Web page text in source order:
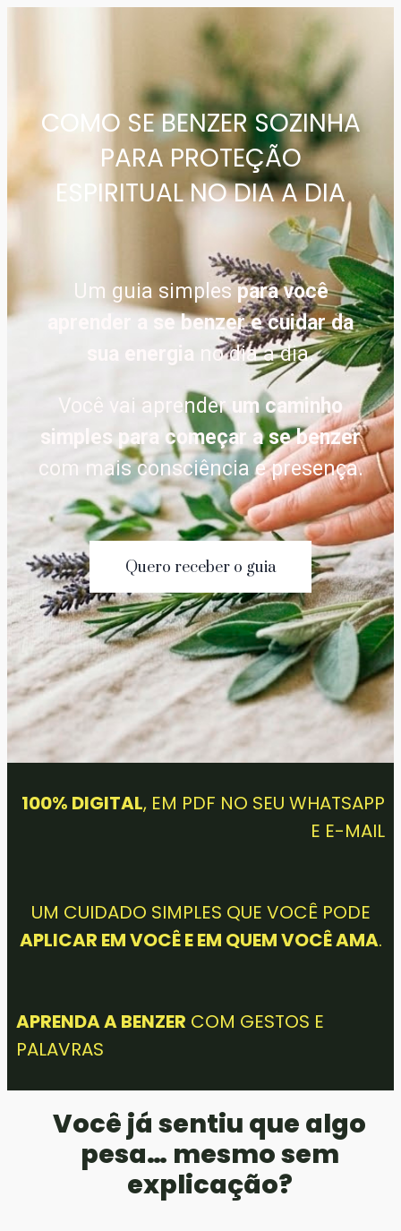
COMO SE BENZER SOZINHA
PARA PROTEÇÃO
ESPIRITUAL NO DIA A DIA
Um guia simplespara você
aprender a se benzer e cuidar da
sua energia no dia a dia.
Você vai aprenderum caminho
simples para começar a se benzer
com mais consciência e presença.
Quero receber o guia
100% DIGITAL, EM PDF NO SEU WHATSAPP
E E-MAIL
UM CUIDADO SIMPLES QUE VOCÊ PODE
APLICAR EM VOCÊ E EM QUEM VOCÊ AMA.
APRENDA A BENZER COM GESTOS E
PALAVRAS
Você já sentiu que algo
pesa… mesmo sem
explicação?